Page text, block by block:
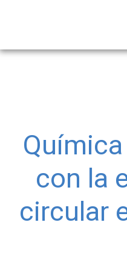
con la
circular